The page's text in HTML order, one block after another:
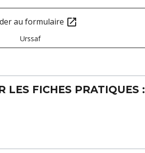
au formulaire open_in_new
Urssaf
LES FICHES PRATIQUES :